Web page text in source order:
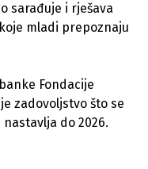
sarađuje i rješava
mladi prepoznaju
Fondacije
zadovoljstvo što se
do 2026.